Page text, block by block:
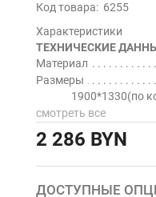
Код товара: 6255
Характеристики
ТЕХНИЧЕСКИЕ
Материал
Размеры
1900*1330(по
смотреть все
2 286 BYN
ДОСТУПНЫЕ